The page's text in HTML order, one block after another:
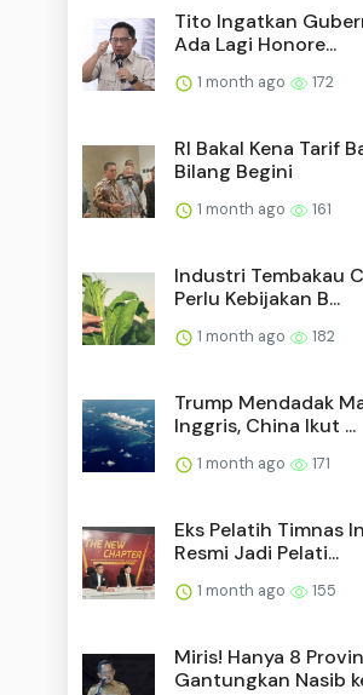
Tito Ingatkan
Ada Lagi Honore...
1 month ago 172
RI Bakal Kena Tarif
Bilang Begini
1 month ago 161
Industri Tembakau
Perlu Kebijakan B...
1 month ago 182
Trump Mendadak
Inggris, China Ikut ...
1 month ago 171
Eks Pelatih Timnas
Resmi Jadi Pelati...
1 month ago 155
Miris! Hanya 8
Gantungkan Nasib